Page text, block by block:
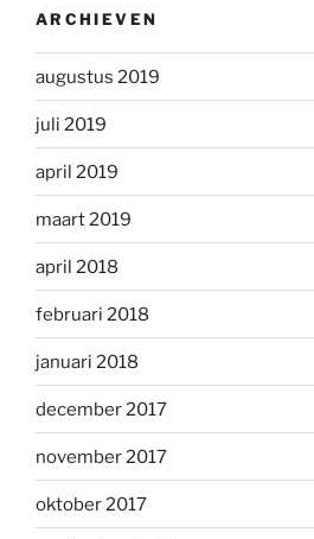
ARCHIEVEN
augustus 2019
juli 2019
april 2019
maart 2019
april 2018
februari 2018
januari 2018
december 2017
november 2017
oktober 2017